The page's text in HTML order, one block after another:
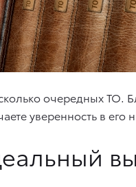
очередных ТО.
уверенность в его